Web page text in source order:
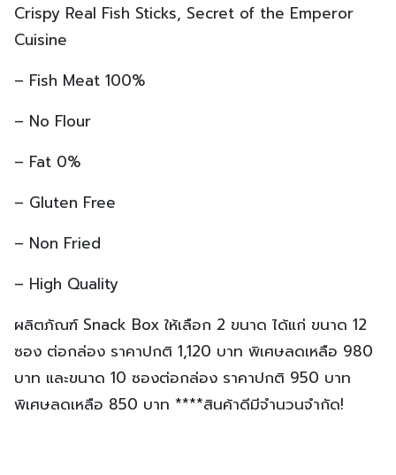
Crispy Real Fish Sticks, Secret of the Emperor
Cuisine
– Fish Meat 100%
– No Flour
– Fat 0%
– Gluten Free
– Non Fried
– High Quality
ผลิตภัณฑ์ Snack Box ให้เลือก 2 ขนาด ได้แก่ ขนาด 12
ซอง ต่อกล่อง ราคาปกติ 1,120 บาท พิเศษลดเหลือ 980
บาท และขนาด 10 ซองต่อกล่อง ราคาปกติ 950 บาท
พิเศษลดเหลือ 850 บาท ****สินค้าดีมีจำนวนจำกัด!